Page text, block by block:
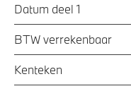
Datum deel 1
BTW verrekenbaar
Kenteken